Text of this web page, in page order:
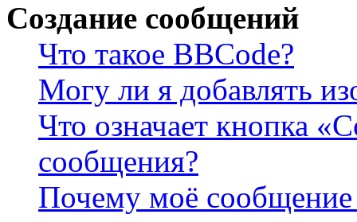
Создание сообщений
Что такое BBCode?
Могу ли я добавлять
Что означает кнопка
сообщения?
Почему моё сообщение